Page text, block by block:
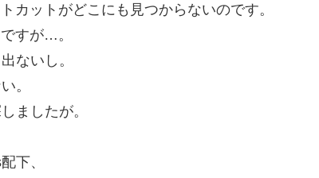
カットがどこにも見つからないのです。
すが…。
ないし。
。
ましたが。
下、